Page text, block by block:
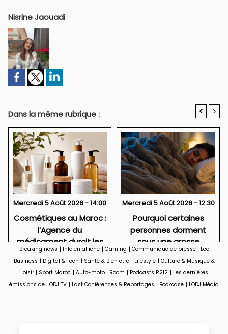
Nisrine Jaouadi
Dans la même rubrique : < >
Mercredi 5 Août 2026 - 14:00
Cosmétiques au Maroc :
l’Agence du
médicament durcit les
règles pour tout le
secteur
Mercredi 5 Août 2026 - 12:30
Pourquoi certaines
personnes dorment
sous une grosse
couverture... même en
pleine canicule
Breaking news | Info en affiche | Gaming | Communiqué de presse | Eco
Business | Digital & Tech | Santé & Bien être | Lifestyle | Culture & Musique &
Loisir | Sport Maroc | Auto-moto | Room | Podcasts R212 | Les dernières
émissions de L'ODJ TV | Last Conférences & Reportages | Bookcase | LODJ Média